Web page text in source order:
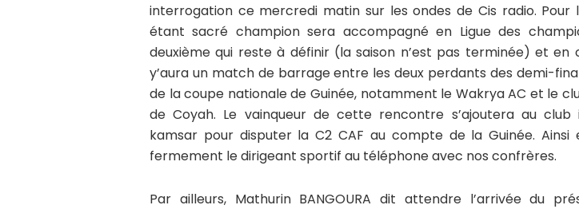
interrogation ce mercredi matin sur les ondes de Cis radio. Pour
étant sacré champion sera accompagné en Ligue des
deuxième qui reste à définir (la saison n’est pas terminée) et en
y’aura un match de barrage entre les deux perdants des demi-
de la coupe nationale de Guinée, notamment le Wakrya AC et le
de Coyah. Le vainqueur de cette rencontre s’ajoutera au club
kamsar pour disputer la C2 CAF au compte de la Guinée. Ainsi
fermement le dirigeant sportif au téléphone avec nos confrères.
Par ailleurs, Mathurin BANGOURA dit attendre l’arrivée du